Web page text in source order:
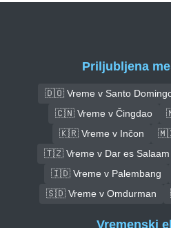
Priljubljena
🇩🇴 Vreme v Santo
🇨🇳 Vreme v Čingdao
🇰🇷 Vreme v Inčon
🇹🇿 Vreme v Dar es Salaam
🇮🇩 Vreme v Palembang
🇸🇩 Vreme v Omdurman
Vremenski